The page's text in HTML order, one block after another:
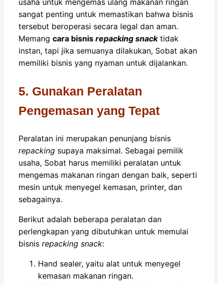
usaha untuk mengemas ulang makanan ringan
sangat penting untuk memastikan bahwa bisnis
tersebut beroperasi secara legal dan aman.
Memang cara bisnis repacking snacktidak
instan, tapi jika semuanya dilakukan, Sobat akan
memiliki bisnis yang nyaman untuk dijalankan.
5. Gunakan Peralatan
Pengemasan yang Tepat
Peralatan ini merupakan penunjang bisnis
repacking supaya maksimal. Sebagai pemilik
usaha, Sobat harus memiliki peralatan untuk
mengemas makanan ringan dengan baik, seperti
mesin untuk menyegel kemasan, printer, dan
sebagainya.
Berikut adalah beberapa peralatan dan
perlengkapan yang dibutuhkan untuk memulai
bisnis repacking snack:
Hand sealer, yaitu alat untuk menyegel
kemasan makanan ringan.